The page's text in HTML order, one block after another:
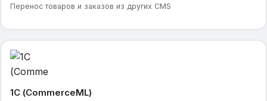
Перенос товаров и заказов из других CMS
1С (CommerceML)